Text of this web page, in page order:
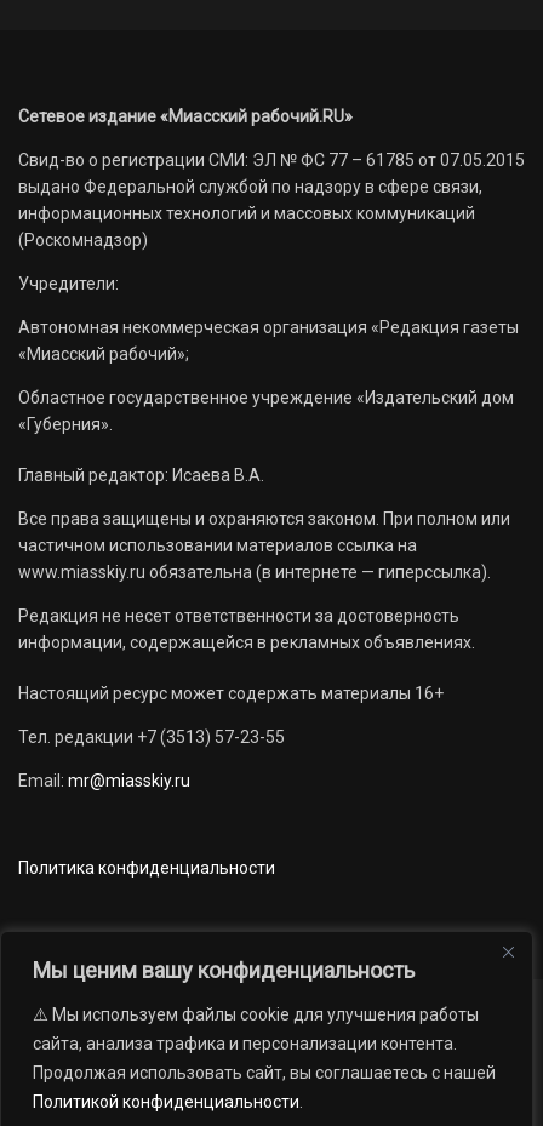
Мы ценим вашу конфиденциальность
⚠️ Мы используем файлы cookie для улучшения работы
сайта, анализа трафика и персонализации контента.
Продолжая использовать сайт, вы соглашаетесь с нашей
Политикой конфиденциальности
Сетевое издание «Миасский рабочий.RU»
Свид-во о регистрации СМИ: ЭЛ № ФС 77 – 61785 от 07.05.2015
выдано Федеральной службой по надзору в сфере связи,
информационных технологий и массовых коммуникаций
(Роскомнадзор)
Учредители:
Автономная некоммерческая организация «Редакция газеты
«Миасский рабочий»;
Областное государственное учреждение «Издательский дом
«Губерния».
Главный редактор: Исаева В.А.
Все права защищены и охраняются законом. При полном или
частичном использовании материалов ссылка на
www.miasskiy.ru обязательна (в интернете — гиперссылка).
Редакция не несет ответственности за достоверность
информации, содержащейся в рекламных объявлениях.
Настоящий ресурс может содержать материалы 16+
Тел. редакции +7 (3513) 57-23-55
Email: mr@miasskiy.ru
Политика конфиденциальности
Новости Наши проекты
Официально
АРХИВ
16+
газеты «Миасский рабочий»; Областное государственное учреждение